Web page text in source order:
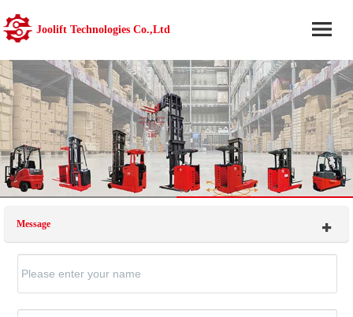
Joolift Technologies Co.,Ltd
Message